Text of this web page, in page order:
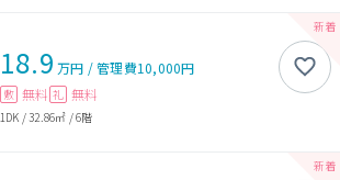
18.9 万円 /管理費10,000円
敷 無料 礼 無料
1DK /32.86㎡ /6階